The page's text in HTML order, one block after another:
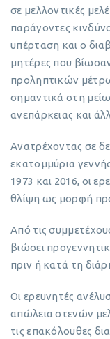
σε μελλοντικές
παράγοντες
υπέρταση και ο
μητέρες που
προληπτικών
σημαντικά στη
ανεπάρκειας και
Ανατρέχοντας σε
εκατομμύρια
1973 και 2016, οι
θλίψη ως μορφή
Από τις
βιώσει
πριν ή κατά τη
Οι ερευνητές
απώλεια στενών
τις επακόλουθες